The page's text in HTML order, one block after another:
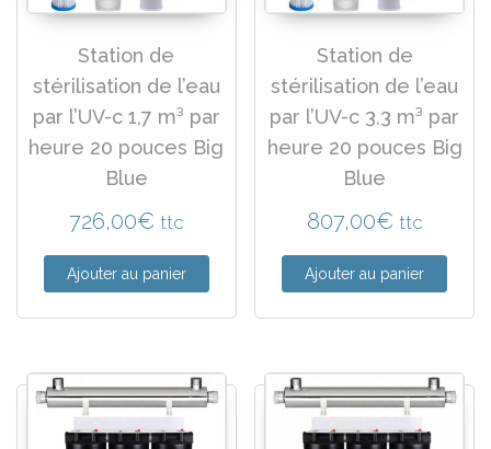
Station de
stérilisation de l’eau
par l’UV-c 1,7 m³ par
heure 20 pouces Big
Blue
726,00€ ttc
Ajouter au panier
Station de
stérilisation de l’eau
par l’UV-c 3,3 m³ par
heure 20 pouces Big
Blue
807,00€ ttc
Ajouter au panier